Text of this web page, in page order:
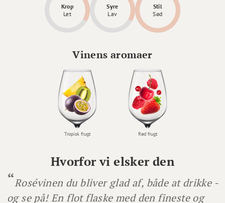
Hvorfor vi elsker den
Rosévinen du bliver glad af, både at drikke -
og se på! En flot flaske med den fineste og
Krop
Let
Syre
Lav
Stil
Sød
Vinens aromaer
Tropisk frugt Rød frugt